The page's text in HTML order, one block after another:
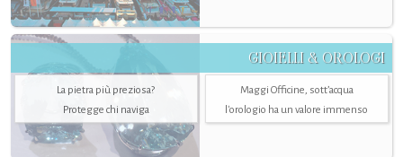
GIOIELLI & OROLOGI
La pietra più preziosa?
Protegge chi naviga
Maggi Officine, sott’acqua
l'orologio ha un valore immenso